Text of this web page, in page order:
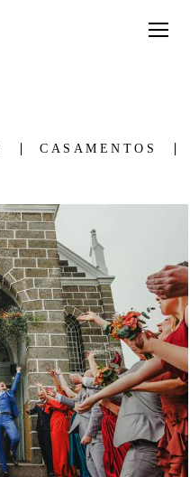
CASAMENTOS
0